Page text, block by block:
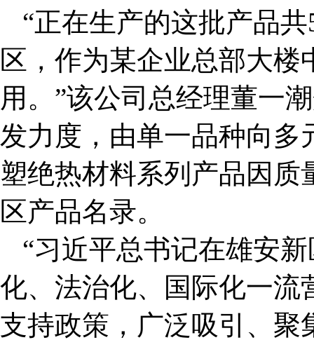
“正在生产的这批产品
区，作为某企业总部大
用。”该公司总经理董一
发力度，由单一品种向多
塑绝热材料系列产品因
区产品名录。
“习近平总书记在雄安
化、法治化、国际化一流
支持政策，广泛吸引、聚